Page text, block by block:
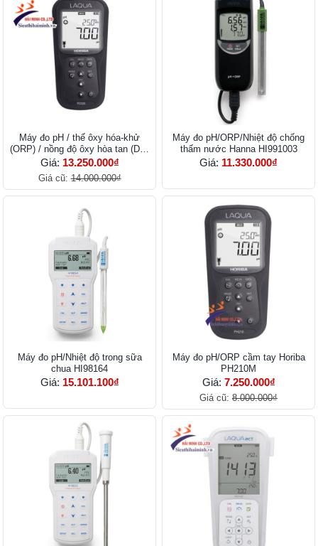
Máy đo pH / thế ôxy hóa-khử
(ORP) / nồng độ ôxy hòa tan (DO)
cầm tay PD220M
Giá: 13.250.000₫
Giá cũ:14.000.000₫
Máy đo pH/ORP/Nhiệt độ chống
thấm nước Hanna HI991003
Giá: 11.330.000₫
Máy đo pH/Nhiệt độ trong sữa
chua HI98164
Giá: 15.101.100₫
Máy đo pH/ORP cầm tay Horiba
PH210M
Giá: 7.250.000₫
Giá cũ: 8.000.000₫